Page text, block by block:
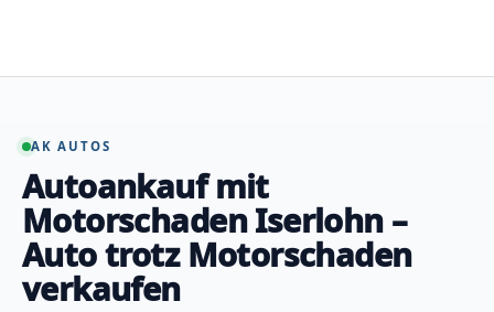
springen
AK AUTOS
Autoankauf mit
Motorschaden Iserlohn –
Auto trotz Motorschaden
verkaufen